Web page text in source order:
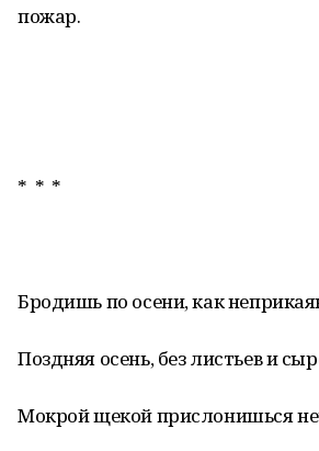
пожар.
* * *
Бродишь по осени, как
Поздняя осень, без листьев и
Мокрой щекой прислонишься